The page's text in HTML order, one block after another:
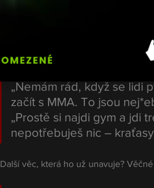
I když je Kozma známý svým
posledním videu se rozpovídal o tom,
„Nemám rád, když se lidi
začít s MMA. To jsou
„Prostě si najdi gym a jdi
nepotřebuješ nic –
Další věc, která ho už unavuje?